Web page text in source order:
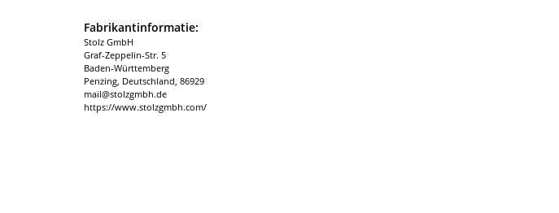
Fabrikantinformatie:
Stolz GmbH
Graf-Zeppelin-Str. 5
Baden-Württemberg
Penzing, Deutschland, 86929
mail@stolzgmbh.de
https://www.stolzgmbh.com/